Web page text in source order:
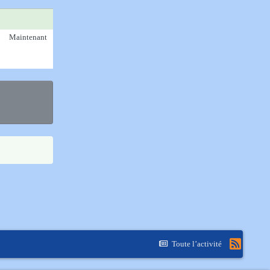
Maintenant
Toute l’activité